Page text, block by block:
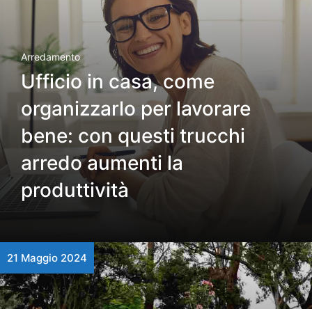
Arredamento
Ufficio in casa, come
organizzarlo per lavorare
bene: con questi trucchi
arredo aumenti la
produttività
21 Maggio 2024